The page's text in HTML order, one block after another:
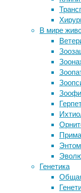
В мире
Генетика
27/12/
16:37
08/12/2023
дети,
отцов,
первые
недели
уложить
МРТ
слепым
Самые
Следите